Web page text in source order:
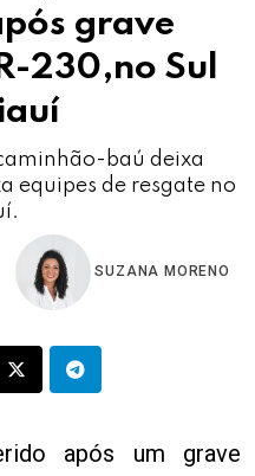
grave
230,no Sul
baú deixa
equipes de resgate no
SUZANA MORENO
após um grave